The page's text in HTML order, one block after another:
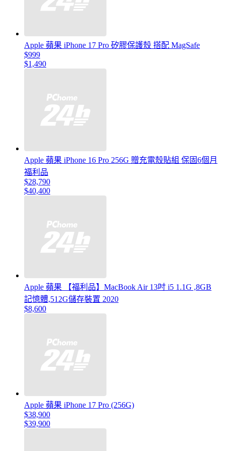
Apple 蘋果 iPhone 17 Pro 矽膠保護殼 搭配 MagSafe
$999
$1,490
Apple 蘋果 iPhone 16 Pro 256G 贈充電殼貼組 保固6個月
福利品
$28,790
$40,400
Apple 蘋果 【福利品】MacBook Air 13吋 i5 1.1G ,8GB
記憶體,512G儲存裝置 2020
$8,600
Apple 蘋果 iPhone 17 Pro (256G)
$38,900
$39,900